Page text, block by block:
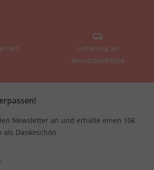
Lieferung an
Wunschadresse
Newsletter an und erhalte einen 10€
als Dankeschön